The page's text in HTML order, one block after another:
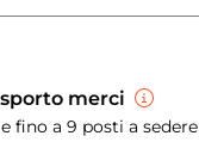
merci
fino a 9 posti a sedere